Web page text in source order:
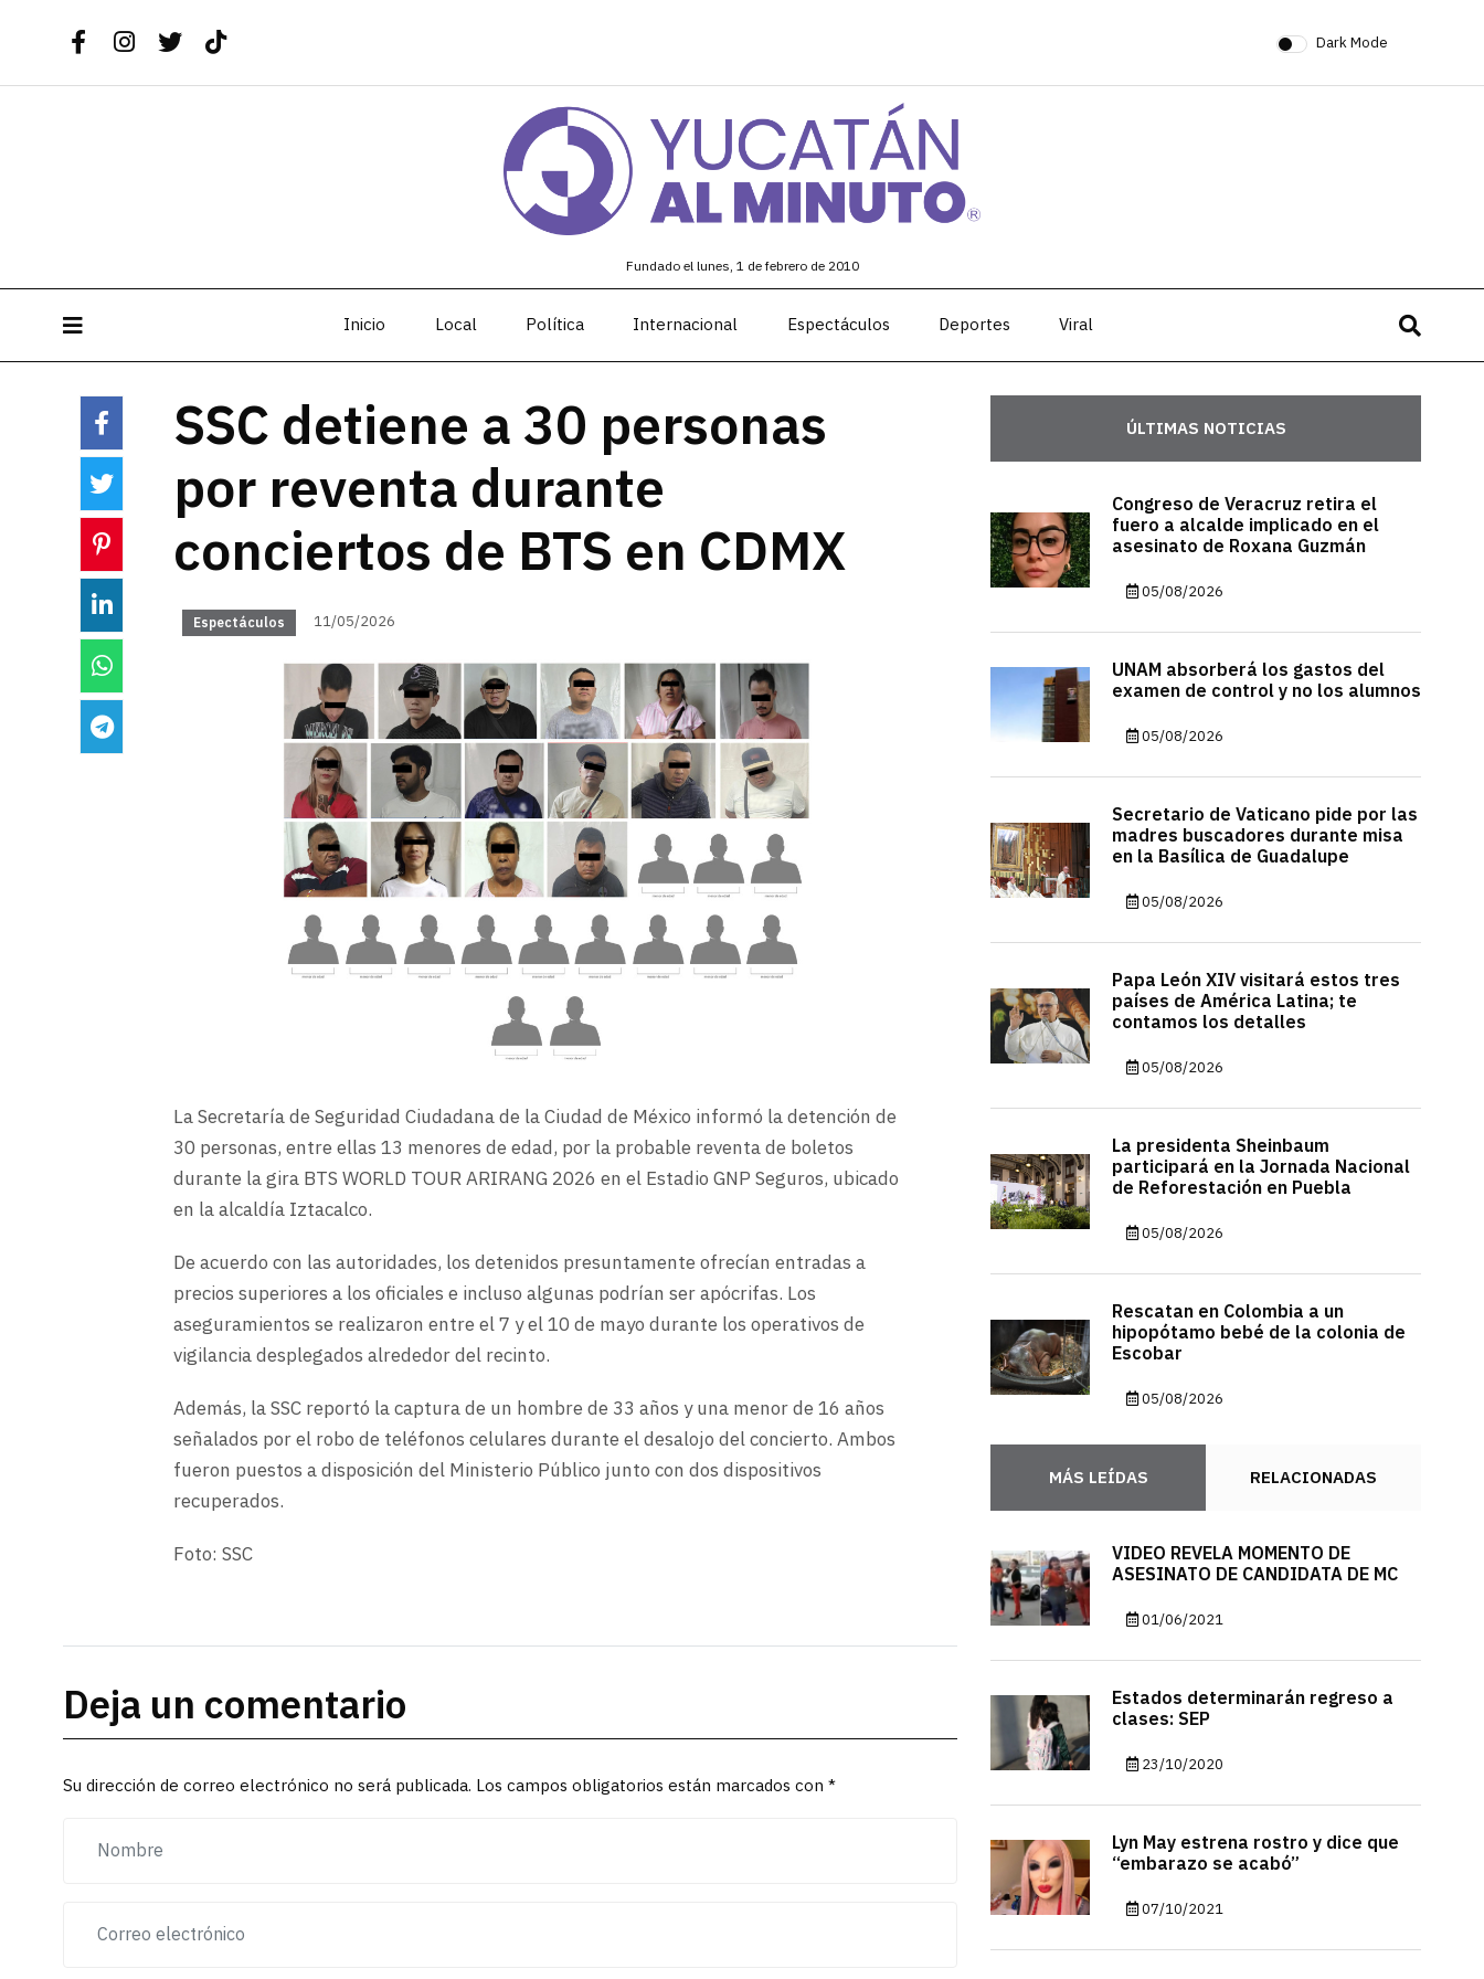
Dark Mode
Fundado el lunes, 1 de febrero de 2010
Inicio Local Política Internacional Espectáculos Deportes Viral
SSC detiene a 30 personas
por reventa durante
conciertos de BTS en CDMX
Espectáculos 11/05/2026
La Secretaría de Seguridad Ciudadana de la Ciudad de México informó la detención de
30 personas, entre ellas 13 menores de edad, por la probable reventa de boletos
durante la gira BTS WORLD TOUR ARIRANG 2026 en el Estadio GNP Seguros, ubicado
en la alcaldía Iztacalco.
De acuerdo con las autoridades, los detenidos presuntamente ofrecían entradas a
precios superiores a los oficiales e incluso algunas podrían ser apócrifas. Los
aseguramientos se realizaron entre el 7 y el 10 de mayo durante los operativos de
vigilancia desplegados alrededor del recinto.
Además, la SSC reportó la captura de un hombre de 33 años y una menor de 16 años
señalados por el robo de teléfonos celulares durante el desalojo del concierto. Ambos
fueron puestos a disposición del Ministerio Público junto con dos dispositivos
recuperados.
Foto: SSC
Deja un comentario
Su dirección de correo electrónico no será publicada. Los campos obligatorios están marcados con *
ÚLTIMAS NOTICIAS
Congreso de Veracruz retira el
fuero a alcalde implicado en el
asesinato de Roxana Guzmán
05/08/2026
UNAM absorberá los gastos del
examen de control y no los alumnos
05/08/2026
Secretario de Vaticano pide por las
madres buscadores durante misa
en la Basílica de Guadalupe
05/08/2026
Papa León XIV visitará estos tres
países de América Latina; te
contamos los detalles
05/08/2026
La presidenta Sheinbaum
participará en la Jornada Nacional
de Reforestación en Puebla
05/08/2026
Rescatan en Colombia a un
hipopótamo bebé de la colonia de
Escobar
05/08/2026
MÁS LEÍDAS RELACIONADAS
VIDEO REVELA MOMENTO DE
ASESINATO DE CANDIDATA DE MC
01/06/2021
Estados determinarán regreso a
clases: SEP
23/10/2020
Lyn May estrena rostro y dice que
“embarazo se acabó”
07/10/2021